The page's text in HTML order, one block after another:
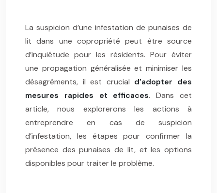
La suspicion d’une infestation de punaises de
lit dans une copropriété peut être source
d’inquiétude pour les résidents. Pour éviter
une propagation généralisée et minimiser les
désagréments, il est crucial d’adopter des
mesures rapides et efficaces. Dans cet
article, nous explorerons les actions à
entreprendre en cas de suspicion
d’infestation, les étapes pour confirmer la
présence des punaises de lit, et les options
disponibles pour traiter le problème.